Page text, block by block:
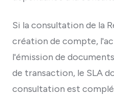
Si la consultation de la
création de compte,
l'émission de
de transaction, le SLA
consultation est